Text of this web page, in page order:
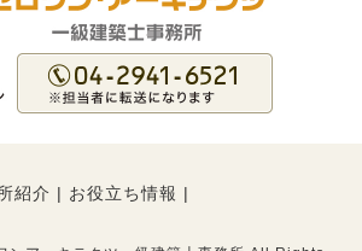
紹介 | お役立ち情報 |